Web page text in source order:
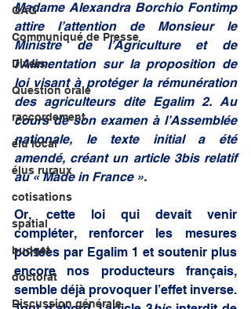
QAG
Communiqué de Presse
Divers
Question orale
raccordement
élu local
élus ruraux
cotisations
spatial
budget
doctorat
Discussion générale
Madame Alexandra Borchio Fontimp
attire l’attention de Monsieur le
Ministre de l’Agriculture et de
l’Alimentation sur la proposition de
loi visant à protéger la rémunération
des agriculteurs dite Egalim 2. Au
cours de son examen à l’Assemblée
nationale, le texte initial a été
amendé, créant un article 3bis relatif
au « Made in France ».
Or, cette loi qui devait venir
compléter, renforcer les mesures
portées par Egalim 1 et soutenir plus
encore nos producteurs français,